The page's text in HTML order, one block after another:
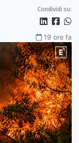
Condividi su:
19 ore fa